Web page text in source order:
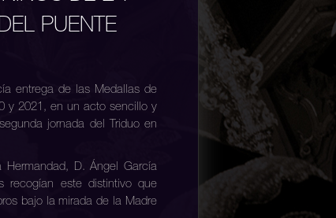
PUENTE
entrega de las Medallas de
y 2021, en un acto sencillo y
jornada del Triduo en
D. Ángel García
recogían este distintivo que
bajo la mirada de la Madre